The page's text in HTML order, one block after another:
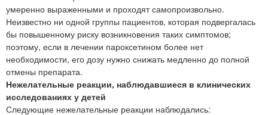
умеренно выраженными и проходят самопроизвольно.
Неизвестно ни одной группы пациентов, которая подвергалась
бы повышенному риску возникновения таких симптомов;
поэтому, если в лечении пароксетином более нет
необходимости, его дозу нужно снижать медленно до полной
отмены препарата.
Нежелательные реакции, наблюдавшиеся в клинических
исследованиях у детей
Следующие нежелательные реакции наблюдались: